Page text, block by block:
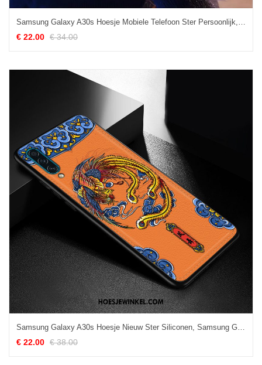
Samsung Galaxy A30s Hoesje Mobiele Telefoon Ster Persoonlijk, Samsung Galaxy A30s Hoesje Glas Zwart
€ 22.00 € 34.00
Samsung Galaxy A30s Hoesje Nieuw Ster Siliconen, Samsung Galaxy A30s Hoesje Mobiele Telefoon Anti-fall
€ 22.00 € 38.00